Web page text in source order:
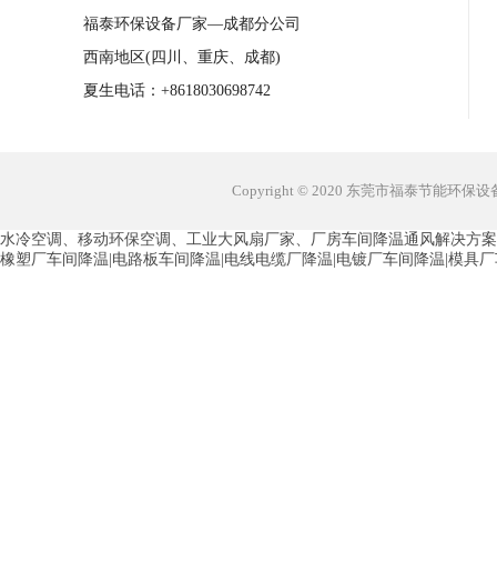
福泰环保设备厂家—成都分公司
西南地区(四川、重庆、成都)
夏生电话：+8618030698742
Copyright © 2020 东莞市福泰节能环保设
水冷空调、移动环保空调、工业大风扇厂家、厂房车间降温通风解决方
橡塑厂车间降温|电路板车间降温|电线电缆厂降温|电镀厂车间降温|模具